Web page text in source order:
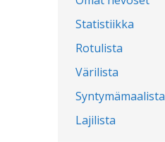
Statistiikka
Rotulista
Värilista
Syntymämaalista
Lajilista